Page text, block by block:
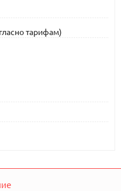
тарифам)